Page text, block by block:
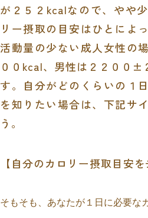
が２５２kcalなので、やや
リー摂取の目安はひとによ
活動量の少ない成人女性の
００kcal、男性は２２００±
す。自分がどのくらいの１
を知りたい場合は、下記サ
う。
【自分のカロリー摂取目安を
そもそも、あなたが１日に必要な